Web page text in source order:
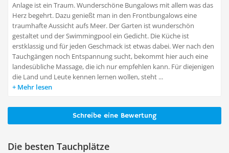
Anlage ist ein Traum. Wunderschöne Bungalows mit allem was das
Herz begehrt. Dazu genießt man in den Frontbungalows eine
traumhafte Aussicht aufs Meer. Der Garten ist wunderschön
gestaltet und der Swimmingpool ein Gedicht. Die Küche ist
erstklassig und für jeden Geschmack ist etwas dabei. Wer nach den
Tauchgängen noch Entspannung sucht, bekommt hier auch eine
landesübliche Massage, die ich nur empfehlen kann. Für diejenigen
die Land und Leute kennen lernen wollen, steht ...
Mehr lesen
Schreibe eine Bewertung
Die besten Tauchplätze